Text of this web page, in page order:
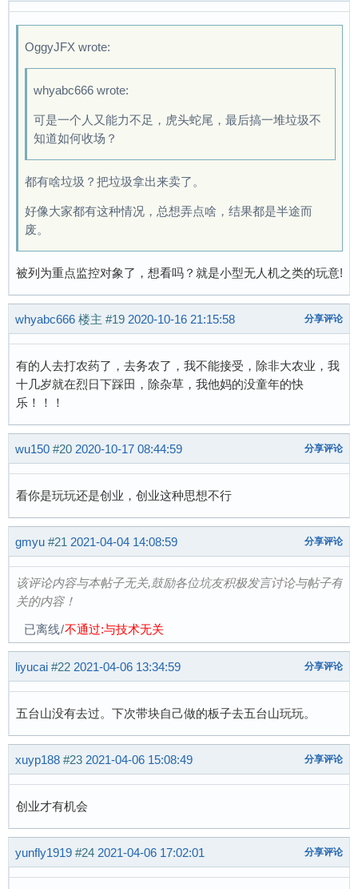
OggyJFX wrote:
whyabc666 wrote:
可是一个人又能力不足，虎头蛇尾，最后搞一堆垃圾不
知道如何收场？
都有啥垃圾？把垃圾拿出来卖了。
好像大家都有这种情况，总想弄点啥，结果都是半途而
废。
被列为重点监控对象了，想看吗？就是小型无人机之类的玩意!
whyabc666 楼主 #19 2020-10-16 21:15:58 分享评论
有的人去打农药了，去务农了，我不能接受，除非大农业，我
十几岁就在烈日下踩田，除杂草，我他妈的没童年的快
乐！！！
wu150 #20 2020-10-17 08:44:59 分享评论
看你是玩玩还是创业，创业这种思想不行
gmyu #21 2021-04-04 14:08:59 分享评论
该评论内容与本帖子无关,鼓励各位坑友积极发言讨论与帖子有
关的内容！
已离线/不通过:与技术无关
liyucai #22 2021-04-06 13:34:59 分享评论
五台山没有去过。下次带块自己做的板子去五台山玩玩。
xuyp188 #23 2021-04-06 15:08:49 分享评论
创业才有机会
yunfly1919 #24 2021-04-06 17:02:01 分享评论